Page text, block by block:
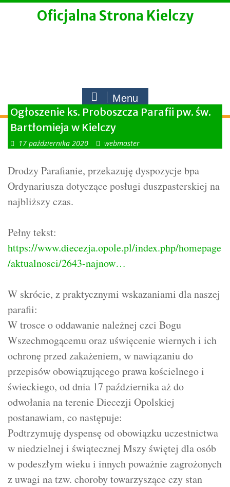
Skip
Oficjalna Strona Kielczy
Menu
Ogłoszenie ks. Proboszcza Parafii pw. św.
Bartłomieja w Kielczy
17 października 2020 webmaster
Drodzy Parafianie, przekazuję dyspozycje bpa
Ordynariusza dotyczące posługi duszpasterskiej na
najbliższy czas.
Pełny tekst:
https://www.diecezja.opole.pl/index.php/homepage
/aktualnosci/2643-najnow…
W skrócie, z praktycznymi wskazaniami dla naszej
parafii:
W trosce o oddawanie należnej czci Bogu
Wszechmogącemu oraz uświęcenie wiernych i ich
ochronę przed zakażeniem, w nawiązaniu do
przepisów obowiązującego prawa kościelnego i
świeckiego, od dnia 17 października aż do
odwołania na terenie Diecezji Opolskiej
postanawiam, co następuje:
Podtrzymuję dyspensę od obowiązku uczestnictwa
w niedzielnej i świątecznej Mszy świętej dla osób
w podeszłym wieku i innych poważnie zagrożonych
z uwagi na tzw. choroby towarzyszące czy stan